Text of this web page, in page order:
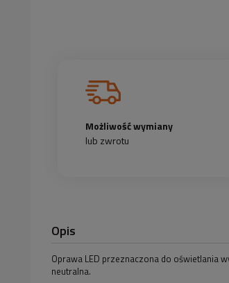
Możliwość wymiany
lub zwrotu
Opis
Oprawa LED przeznaczona do oświetlania
neutralna.